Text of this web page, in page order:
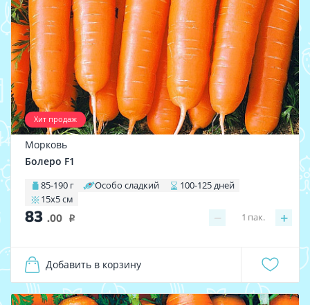
Хит продаж
Морковь
Болеро F1
85-190 г Особо сладкий
100-125 дней
15х5 см
83 .00 i − +
1 пак.
Добавить в корзину